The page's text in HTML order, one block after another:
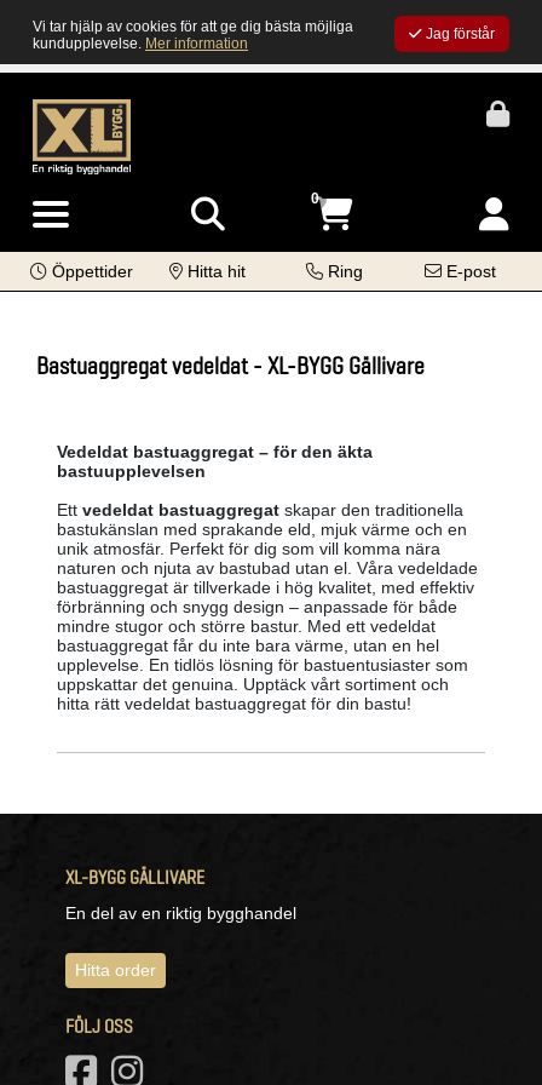
Vi tar hjälp av cookies för att ge dig bästa möjliga
kundupplevelse. Mer information
Jag förstår
0
Öppettider Hitta hit Ring E-post
Bastuaggregat vedeldat - XL-BYGG Gällivare
Vedeldat bastuaggregat – för den äkta
bastuupplevelsen
Ett vedeldat bastuaggregat skapar den traditionella
bastukänslan med sprakande eld, mjuk värme och en
unik atmosfär. Perfekt för dig som vill komma nära
naturen och njuta av bastubad utan el. Våra vedeldade
bastuaggregat är tillverkade i hög kvalitet, med effektiv
förbränning och snygg design – anpassade för både
mindre stugor och större bastur. Med ett vedeldat
bastuaggregat får du inte bara värme, utan en hel
upplevelse. En tidlös lösning för bastuentusiaster som
uppskattar det genuina. Upptäck vårt sortiment och
hitta rätt vedeldat bastuaggregat för din bastu!
XL-BYGG GÄLLIVARE
En del av en riktig bygghandel
Hitta order
FÖLJ OSS